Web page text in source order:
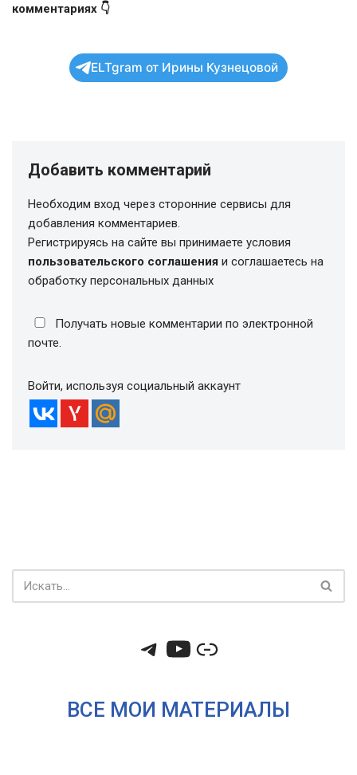
комментариях 👇
ELTgram от Ирины Кузнецовой
Добавить комментарий
Необходим вход через сторонние сервисы для
добавления комментариев.
Регистрируясь на сайте вы принимаете условия
пользовательского соглашения и соглашаетесь на
обработку персональных данных
Получать новые комментарии по электронной
почте.
Войти, используя социальный аккаунт
ВСЕ МОИ МАТЕРИАЛЫ